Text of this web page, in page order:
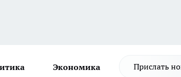
Экономика Прислать